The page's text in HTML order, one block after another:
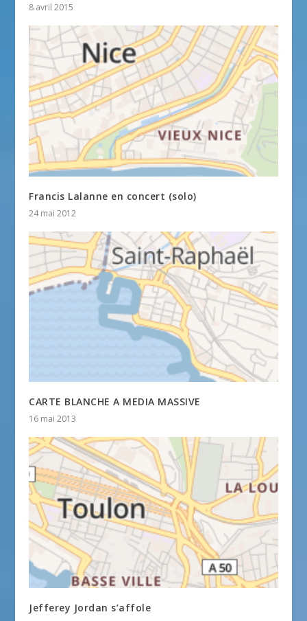
8 avril 2015
Francis Lalanne en concert (solo)
24 mai 2012
CARTE BLANCHE A MEDIA MASSIVE
16 mai 2013
Jefferey Jordan s’affole